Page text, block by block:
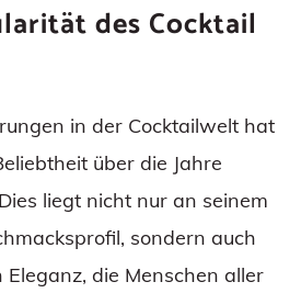
des Cocktail
in der Cocktailwelt hat
über die Jahre
liegt nicht nur an seinem
sondern auch
die Menschen aller